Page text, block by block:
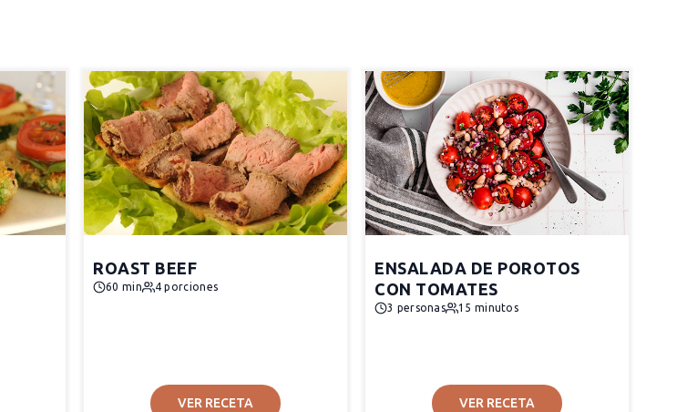
ROAST BEEF
60 min 4 porciones
VER RECETA
ENSALADA DE POROTOS
CON TOMATES
3 personas 15 minutos
VER RECETA